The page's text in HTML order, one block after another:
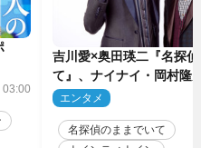
03:00
吉川愛×奥田瑛二『名探
て』、ナイナイ・岡村隆
のゲスト出演が決定！
エンタメ
名探偵のままでいて